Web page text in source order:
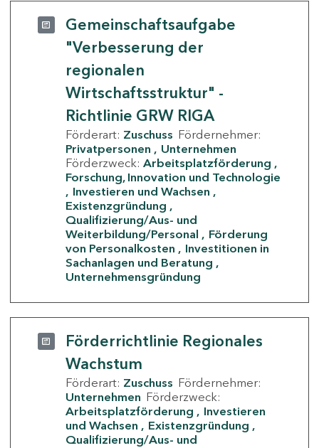
Gemeinschaftsaufgabe
"Verbesserung der
regionalen
Wirtschaftsstruktur" -
Richtlinie GRW RIGA
Förderart: Zuschuss Fördernehmer:
Privatpersonen
Unternehmen
Förderzweck: Arbeitsplatzförderung
Forschung, Innovation und Technologie
Investieren und Wachsen
Existenzgründung
Qualifizierung/Aus- und
Weiterbildung/Personal
Förderung
von Personalkosten
Investitionen in
Sachanlagen und Beratung
Unternehmensgründung
Förderrichtlinie Regionales
Wachstum
Förderart: Zuschuss Fördernehmer:
Unternehmen Förderzweck:
Arbeitsplatzförderung
Investieren
und Wachsen
Existenzgründung
Qualifizierung/Aus- und